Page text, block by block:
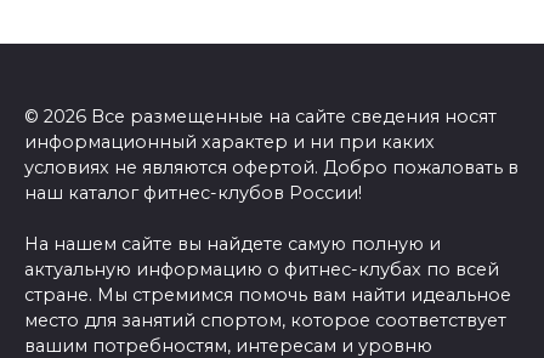
© 2026 Все размещенные на сайте сведения носят
информационный характер и ни при каких
условиях не являются офертой. Добро пожаловать в
наш каталог фитнес-клубов России!
На нашем сайте вы найдете самую полную и
актуальную информацию о фитнес-клубах по всей
стране. Мы стремимся помочь вам найти идеальное
место для занятий спортом, которое соответствует
вашим потребностям, интересам и уровню